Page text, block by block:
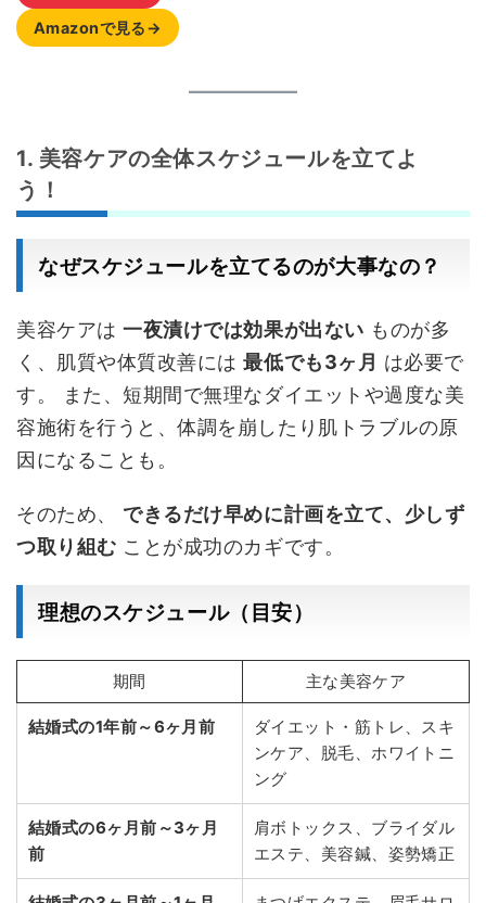
Amazonで見る→
1. 美容ケアの全体スケジュールを立てよ
う！
なぜスケジュールを立てるのが大事なの？
美容ケアは一夜漬けでは効果が出ない ものが多
く、肌質や体質改善には最低でも3ヶ月 は必要で
す。 また、短期間で無理なダイエットや過度な美
容施術を行うと、体調を崩したり肌トラブルの原
因になることも。
そのため、 できるだけ早めに計画を立て、少しず
つ取り組む ことが成功のカギです。
理想のスケジュール（目安）
期間 主な美容ケア
結婚式の1年前～6ヶ月前
ダイエット・筋トレ、スキ
ンケア、脱毛、ホワイトニ
ング
結婚式の6ヶ月前～3ヶ月
前
肩ボトックス、ブライダル
エステ、美容鍼、姿勢矯正